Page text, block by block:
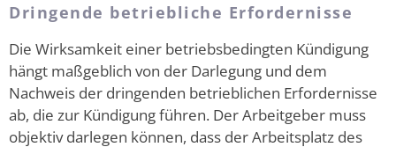
Dringende betriebliche Erfordernisse
Die Wirksamkeit einer betriebsbedingten Kündigung
hängt maßgeblich von der Darlegung und dem
Nachweis der dringenden betrieblichen Erfordernisse
ab, die zur Kündigung führen. Der Arbeitgeber muss
objektiv darlegen können, dass der Arbeitsplatz des